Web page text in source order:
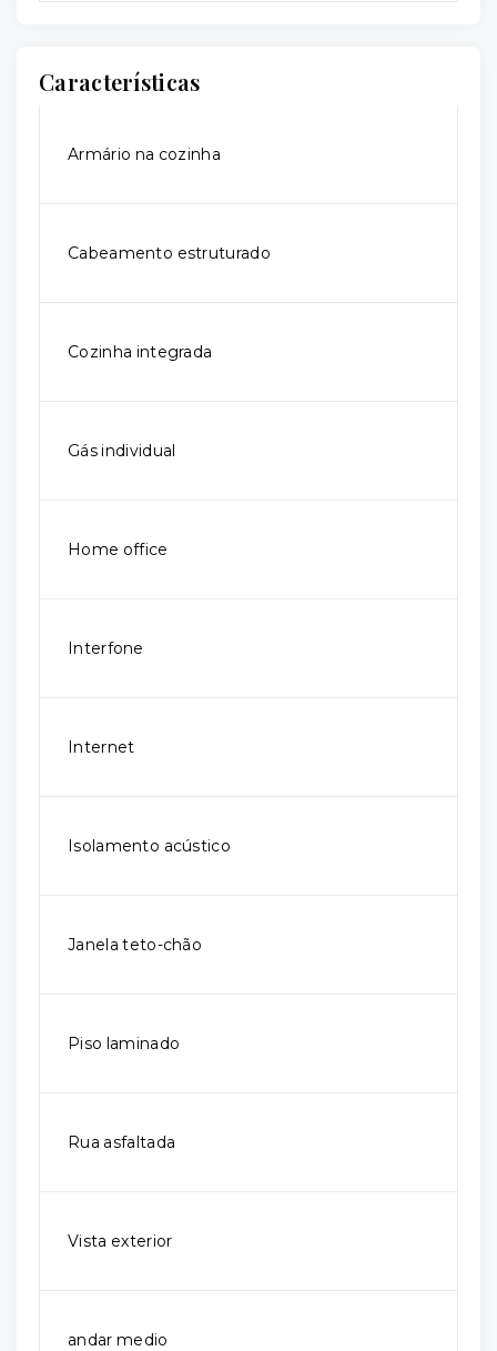
Características
Armário na cozinha
Cabeamento estruturado
Cozinha integrada
Gás individual
Home office
Interfone
Internet
Isolamento acústico
Janela teto-chão
Piso laminado
Rua asfaltada
Vista exterior
andar medio